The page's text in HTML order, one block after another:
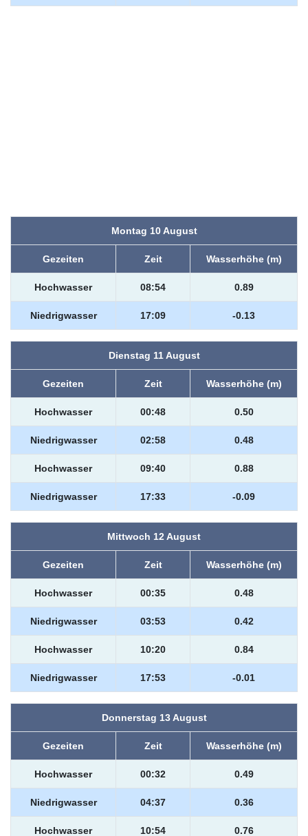
Montag 10 August
Gezeiten Zeit Wasserhöhe (m)
Hochwasser 08:54 0.89
Niedrigwasser 17:09 -0.13
Dienstag 11 August
Gezeiten Zeit Wasserhöhe (m)
Hochwasser 00:48 0.50
Niedrigwasser 02:58 0.48
Hochwasser 09:40 0.88
Niedrigwasser 17:33 -0.09
Mittwoch 12 August
Gezeiten Zeit Wasserhöhe (m)
Hochwasser 00:35 0.48
Niedrigwasser 03:53 0.42
Hochwasser 10:20 0.84
Niedrigwasser 17:53 -0.01
Donnerstag 13 August
Gezeiten Zeit Wasserhöhe (m)
Hochwasser 00:32 0.49
Niedrigwasser 04:37 0.36
Hochwasser 10:54 0.76